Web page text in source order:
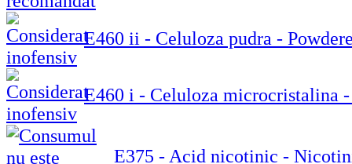
E460 ii - Celuloza pudra -
E460 i - Celuloza microcristalina
E375 - Acid nicotinic -